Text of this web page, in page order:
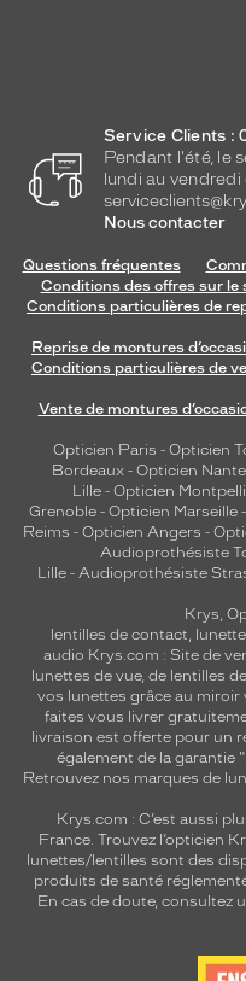
Service Clients :
Pendant l'été, le
lundi au vendredi
Nous contacter
Questions fréquentes
Conditions des offres sur le
Conditions particulières de
Reprise de montures
Conditions particulières de
Vente de montures
Opticien Paris - Opticien
Bordeaux- Opticien
Lille - Opticien
Grenoble - Opticien Marseille -
Reims - Opticien Angers -
Audioprothésiste
Lille- Audioprothésiste
Krys,
lentilles de contact,
audio Krys.com : Site de
lunettes de vue, de lentilles
vos lunettes grâce au miroir
faites vous livrer
livraison est offerte pour un
également de la garantie
Retrouvez nos marques de
Krys.com : C’est aussi
France. Trouvez l’opticien
lunettes/lentilles sont des
produits de santé
En cas de doute, consultez